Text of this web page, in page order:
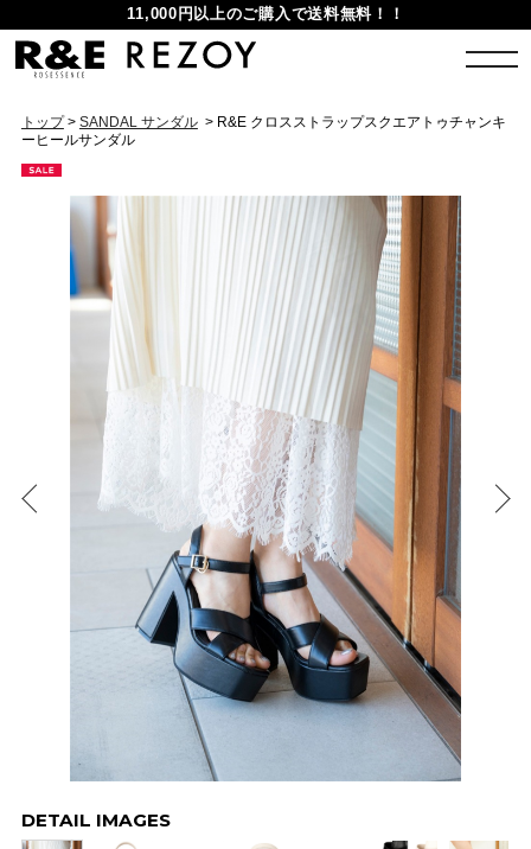
11,000円以上のご購入で送料無料！！
トップ > SANDAL サンダル> R&E クロスストラップスクエアトゥチャンキ
ーヒールサンダル
DETAIL IMAGES